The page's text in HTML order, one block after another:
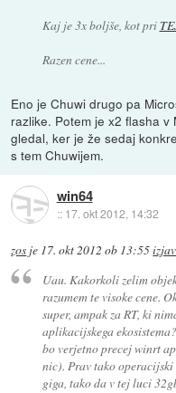
Kaj je 3x boljše, kot pri
Razen cene...
Eno je Chuwi drugo pa
razlike. Potem je x2 flasha
gledal, ker je že sedaj
s tem Chuwijem.
win64
:: 17. okt 2012, 14:32
zos je 17. okt 2012 ob 13:55
Uau. Kakorkoli zelim
razumem te visoke cene.
super, ampak za RT, ki
aplikacijskega
bo verjetno precej winrt
nic). Prav tako operacijski
giga, tako da v tej luci